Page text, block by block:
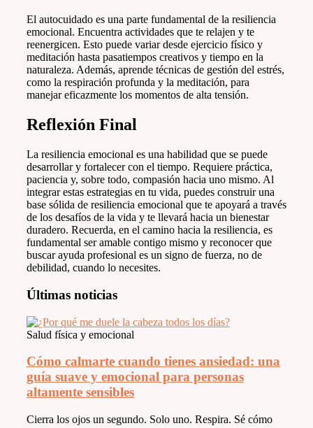
El autocuidado es una parte fundamental de la resiliencia
emocional. Encuentra actividades que te relajen y te
reenergicen. Esto puede variar desde ejercicio físico y
meditación hasta pasatiempos creativos y tiempo en la
naturaleza. Además, aprende técnicas de gestión del estrés,
como la respiración profunda y la meditación, para
manejar eficazmente los momentos de alta tensión.
Reflexión Final
La resiliencia emocional es una habilidad que se puede
desarrollar y fortalecer con el tiempo. Requiere práctica,
paciencia y, sobre todo, compasión hacia uno mismo. Al
integrar estas estrategias en tu vida, puedes construir una
base sólida de resiliencia emocional que te apoyará a través
de los desafíos de la vida y te llevará hacia un bienestar
duradero. Recuerda, en el camino hacia la resiliencia, es
fundamental ser amable contigo mismo y reconocer que
buscar ayuda profesional es un signo de fuerza, no de
debilidad, cuando lo necesites.
Últimas noticias
Salud física y emocional
Cómo calmarte cuando tienes ansiedad: una
guía suave y emocional para personas
altamente sensibles
Cierra los ojos un segundo. Solo uno. Respira. Sé cómo